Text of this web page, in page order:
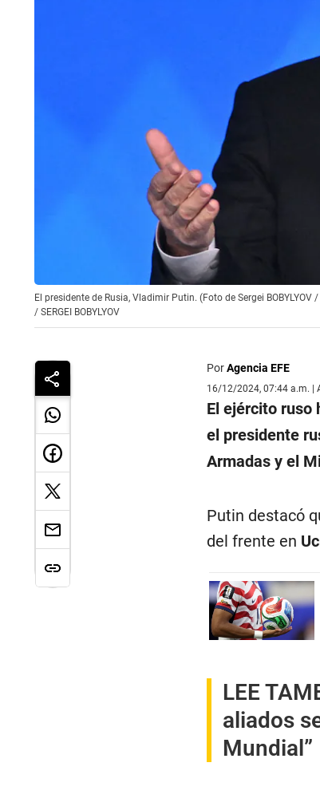
El presidente de Rusia, Vladimir Putin. (Foto de Sergei BOBYLYOV
/ SERGEI BOBYLYOV
PorAgencia EFE
16/12/2024, 07:44 a.m. |
El ejército ruso
el presidente
Armadas y el
Putin destacó
del frente en
LEE
aliados
Mundial”